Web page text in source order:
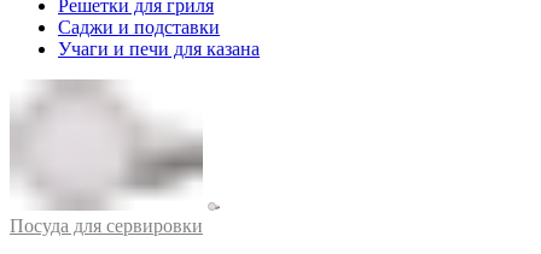
Решетки для гриля
Саджи и подставки
Учаги и печи для казана
Посуда для сервировки